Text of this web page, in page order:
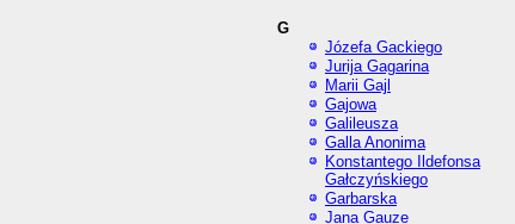
G
Józefa Gackiego
Jurija Gagarina
Marii Gajl
Gajowa
Galileusza
Galla Anonima
Konstantego Ildefonsa
Gałczyńskiego
Garbarska
Jana Gauze